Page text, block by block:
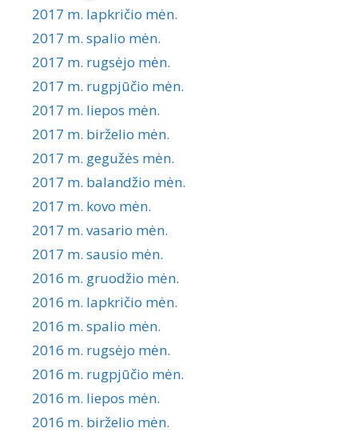
2017 m. lapkričio mėn.
2017 m. spalio mėn.
2017 m. rugsėjo mėn.
2017 m. rugpjūčio mėn.
2017 m. liepos mėn.
2017 m. birželio mėn.
2017 m. gegužės mėn.
2017 m. balandžio mėn.
2017 m. kovo mėn.
2017 m. vasario mėn.
2017 m. sausio mėn.
2016 m. gruodžio mėn.
2016 m. lapkričio mėn.
2016 m. spalio mėn.
2016 m. rugsėjo mėn.
2016 m. rugpjūčio mėn.
2016 m. liepos mėn.
2016 m. birželio mėn.